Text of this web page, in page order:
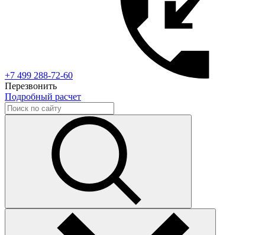
+7 499 288-72-60
Перезвонить
Подробный расчет